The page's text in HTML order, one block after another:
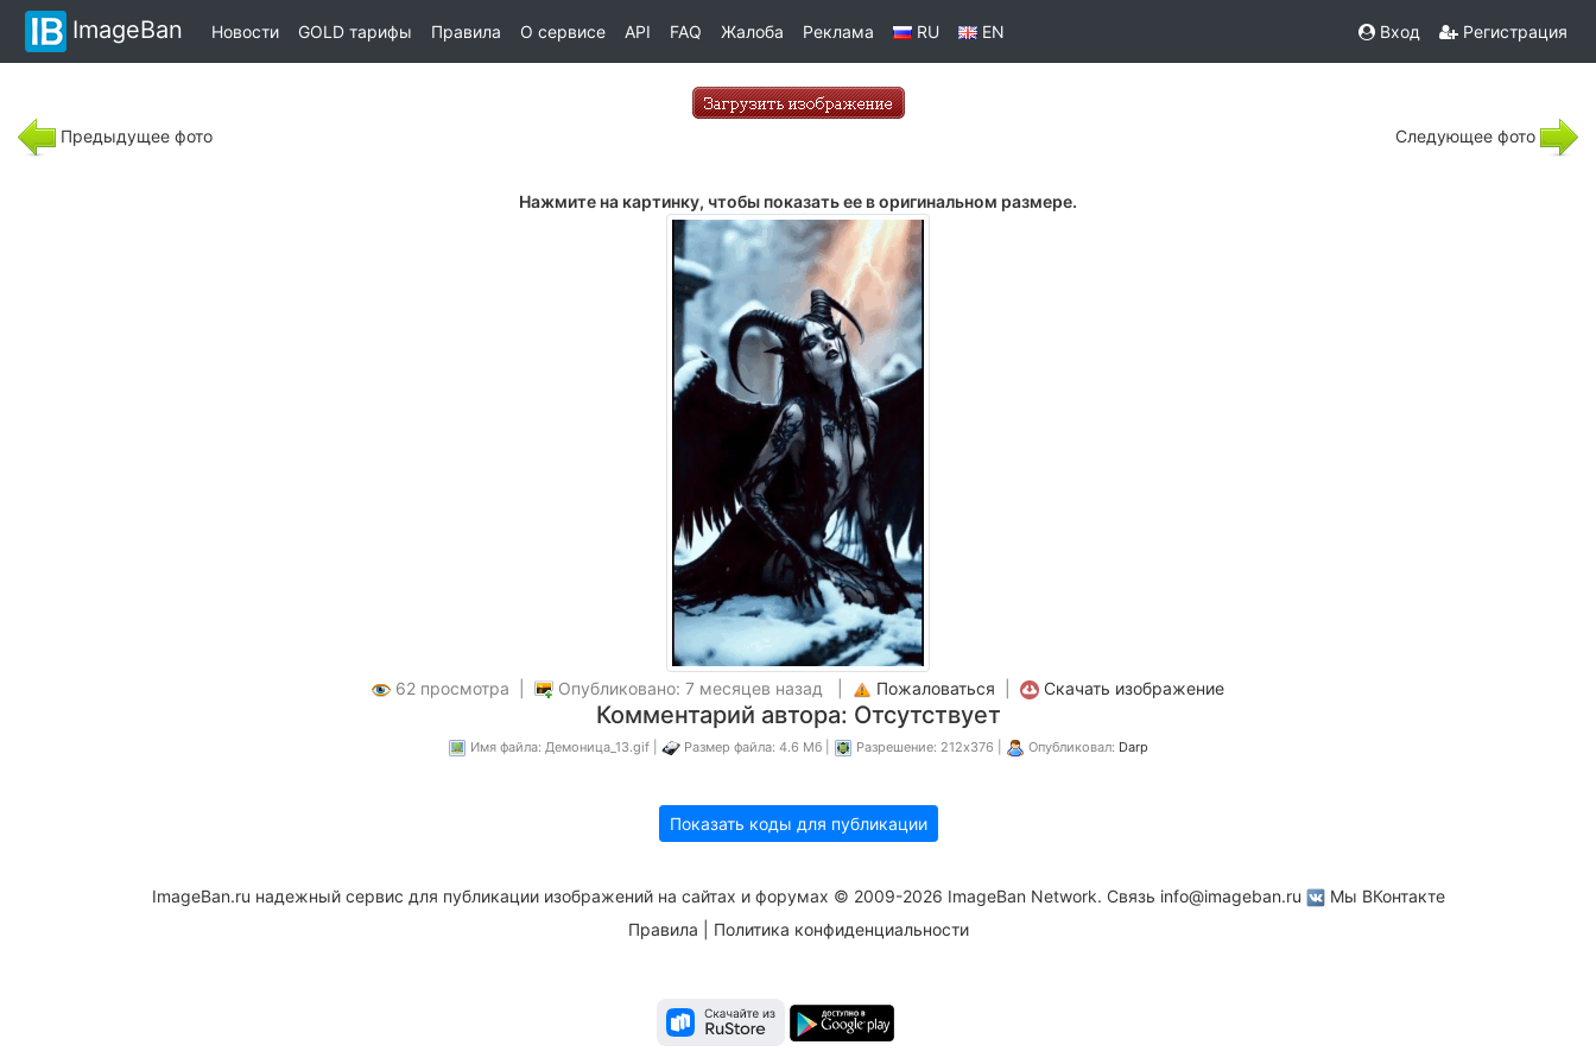
ImageBan Новости GOLD тарифы Правила О сервисе API FAQ Жалоба Реклама RU EN Вход Регистрация
Предыдущее фото Следующее фото
Нажмите на картинку, чтобы показать ее в оригинальном размере.
62 просмотра | Опубликовано: 7 месяцев назад | Пожаловаться Скачать изображение
Комментарий автора: Отсутствует
Имя файла: Демоница_13.gif | Размер файла: 4.6 Мб | Разрешение: 212x376 | Опубликовал: Darp
Показать коды для публикации
ImageBan.ru надежный сервис для публикации изображений на сайтах и форумах © 2009-2026 ImageBan Network. Связь info@imageban.ru
Мы ВКонтакте
Правила
Политика конфиденциальности